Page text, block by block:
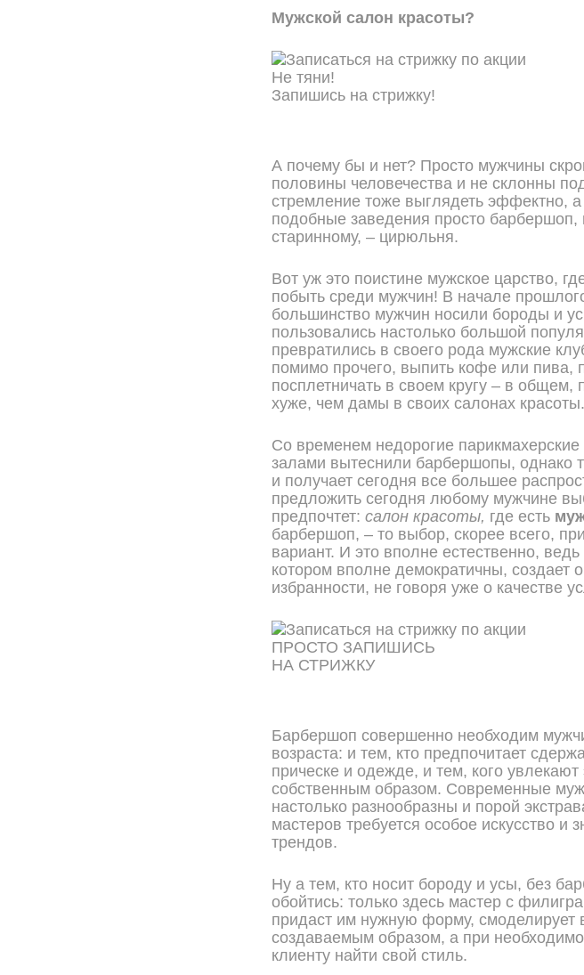
Мужской салон красоты?
Не тяни!
Запишись на стрижку!
А почему бы и нет? Просто мужчины
половины человечества и не склонны
стремление тоже выглядеть эффектно,
подобные заведения просто барбершоп,
старинному, – цирюльня.
Вот уж это поистине мужское царство,
побыть среди мужчин! В начале
большинство мужчин носили бороды и
пользовались настолько большой
превратились в своего рода мужские
помимо прочего, выпить кофе или пива,
посплетничать в своем кругу – в общем,
хуже, чем дамы в своих салонах красоты.
Со временем недорогие
залами вытеснили барбершопы, однако
и получает сегодня все большее
предложить сегодня любому мужчине
предпочтет: салон красоты, где есть
барбершоп, – то выбор, скорее всего,
вариант. И это вполне естественно,
котором вполне демократичны, создает
избранности, не говоря уже о качестве
ПРОСТО ЗАПИШИСЬ
НА СТРИЖКУ
Барбершоп совершенно необходим
возраста: и тем, кто предпочитает
прическе и одежде, и тем, кого
собственным образом. Современные
настолько разнообразны и порой
мастеров требуется особое искусство и
трендов.
Ну а тем, кто носит бороду и усы, без
обойтись: только здесь мастер с
придаст им нужную форму, смоделирует
создаваемым образом, а при
клиенту найти свой стиль.